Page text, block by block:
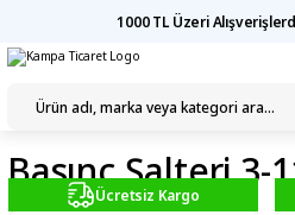
1000 TL Üzeri
Basınç Şalteri 3-
Ücretsiz Kargo